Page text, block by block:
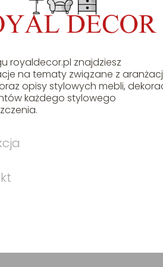
royaldecor.pl znajdziesz
na tematy związane z
opisy stylowych mebli,
każdego stylowego